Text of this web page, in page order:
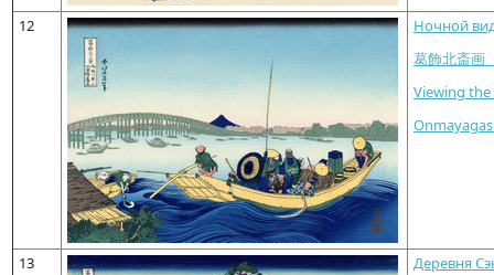
12
Ночной
葛飾北斎
Viewing
13
Деревня